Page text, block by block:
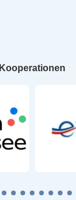
Kooperationen